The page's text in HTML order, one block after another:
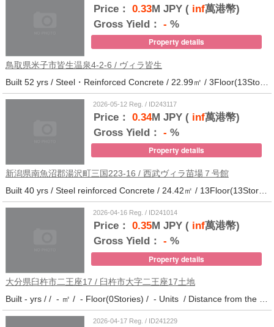
Price： 0.33M JPY (inf萬港幣)
Gross Yield： - %
Property details
鳥取県米子市皆生温泉4-2-6 / ヴィラ皆生
Built 52 yrs / Steel・Reinforced Concrete / 22.99㎡ / 3Floor(13Stories) / 138Units / Distance from the station.
2026-05-12 Reg. / ID243117
Price： 0.34M JPY (inf萬港幣)
Gross Yield： - %
Property details
新潟県南魚沼郡湯沢町三国223-16 / 西武ヴィラ苗場７号館
Built 40 yrs / Steel reinforced Concrete / 24.42㎡ / 13Floor(13Stories) / 372Units / Distance from the station.
2026-04-16 Reg. / ID241014
Price： 0.35M JPY (inf萬港幣)
Gross Yield： - %
Property details
大分県臼杵市二王座17 / 臼杵市大字二王座17土地
2026-04-17 Reg. / ID241229